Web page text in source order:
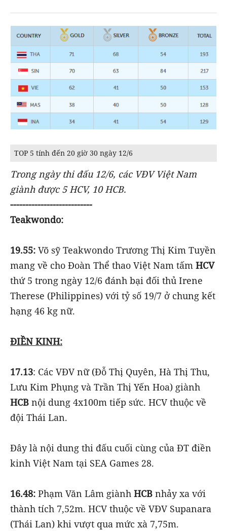
TOP 5 tính đến 20 giờ 30 ngày 12/6
Trong ngày thi đấu 12/6, các VĐV Việt Nam
giành được 5 HCV, 10 HCB.
---------------------------
Teakwondo:
19.55: Võ sỹ Teakwondo Trương Thị Kim Tuyền
mang về cho Đoàn Thể thao Việt Nam tấm HCV
thứ 5 trong ngày 12/6 đánh bại đối thủ Irene
Therese (Philippines) với tỷ số 19/7 ở chung kết
hạng 46 kg nữ.
ĐIỀN KINH:
17.13: Các VĐV nữ (Đỗ Thị Quyên, Hà Thị Thu,
Lưu Kim Phụng và Trần Thị Yến Hoa) giành
HCB nội dung 4x100m tiếp sức. HCV thuộc về
đội Thái Lan.
Đây là nội dung thi đấu cuối cùng của ĐT điền
kinh Việt Nam tại SEA Games 28.
16.48: Phạm Văn Lâm giành HCB nhảy xa với
thành tích 7,52m. HCV thuộc về VĐV Supanara
(Thái Lan) khi vượt qua mức xà 7,75m.